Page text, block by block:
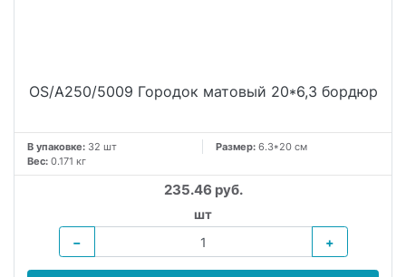
OS/A250/5009 Городок матовый 20*6,3 бордюр
В упаковке: 32 шт Размер: 6.3*20 см
Вес: 0.171 кг
235.46 руб.
шт
−
+